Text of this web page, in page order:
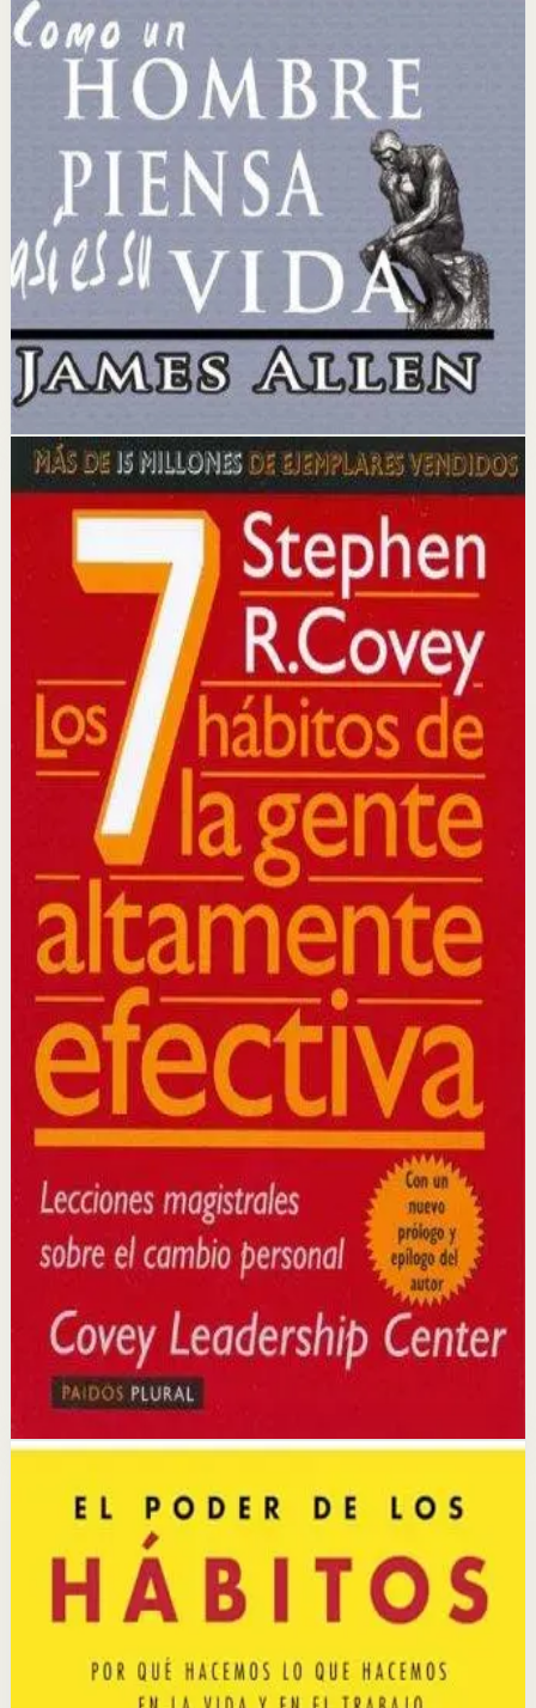
Es para emprendedores, vendedores y personas que
desean lograr la independencia financiera y alcanzar sus
metas profesionales y personales más ambiciosas.
Idea clave
La idea central es que los pensamientos, cuando se
combinan con una fe definitiva y un deseo ardiente,
tienen el poder de convertirse en riqueza material y
éxito.
Selección afiliada
Lograr Exito Profesional
Abrir ficha
Comprar en Kobo
Divulgación: podemos ganar una comisión si compras
mediante este enlace.
Hábitos Efectividad
Los 7 hábitos de la gente altamente
efectiva
Stephen R. Covey
Un clásico de la literatura de autoayuda que presenta
siete principios atemporales para la efectividad personal
y profesional, basándose en la integridad, el carácter y
los principios éticos como fundamento del éxito.
Por qué importa
Este libro importa porque proporciona un marco
completo para transformar no solo cómo trabajas, sino
cómo piensas y te relacionas con los demás en todas las
áreas de tu vida.
Para quién es
Es para profesionales, líderes y cualquier persona que
quiera mejorar su efectividad personal, sus relaciones
interpersonales y su capacidad para lograr resultados
sostenibles.
Idea clave
La idea central es que la verdadera efectividad surge del
carácter y los principios, no de técnicas superficiales;
cambiar los paradigmas internos es la base del cambio
externo.
Desarrollar Disciplina
Abrir ficha
Comprar en Kobo
Divulgación: podemos ganar una comisión si compras
mediante este enlace.
HábitosNeurociencia
El poder de los hábitos
Charles Duhigg
Duhigg explora la ciencia detrás de los hábitos,
pueden cambiarse. Combina investigación científica con
historias reales de personas, empresas y movimientos